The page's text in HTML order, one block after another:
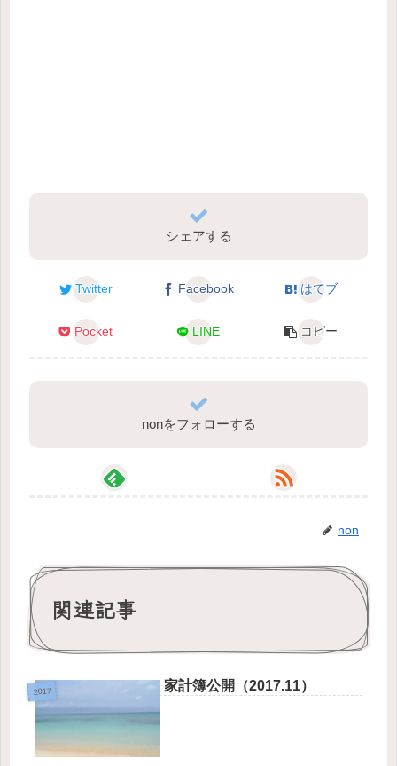
シェアする
Twitter Facebook はてブ
Pocket LINE コピー
nonをフォローする
non
関連記事
2017 家計簿公開（2017.11）